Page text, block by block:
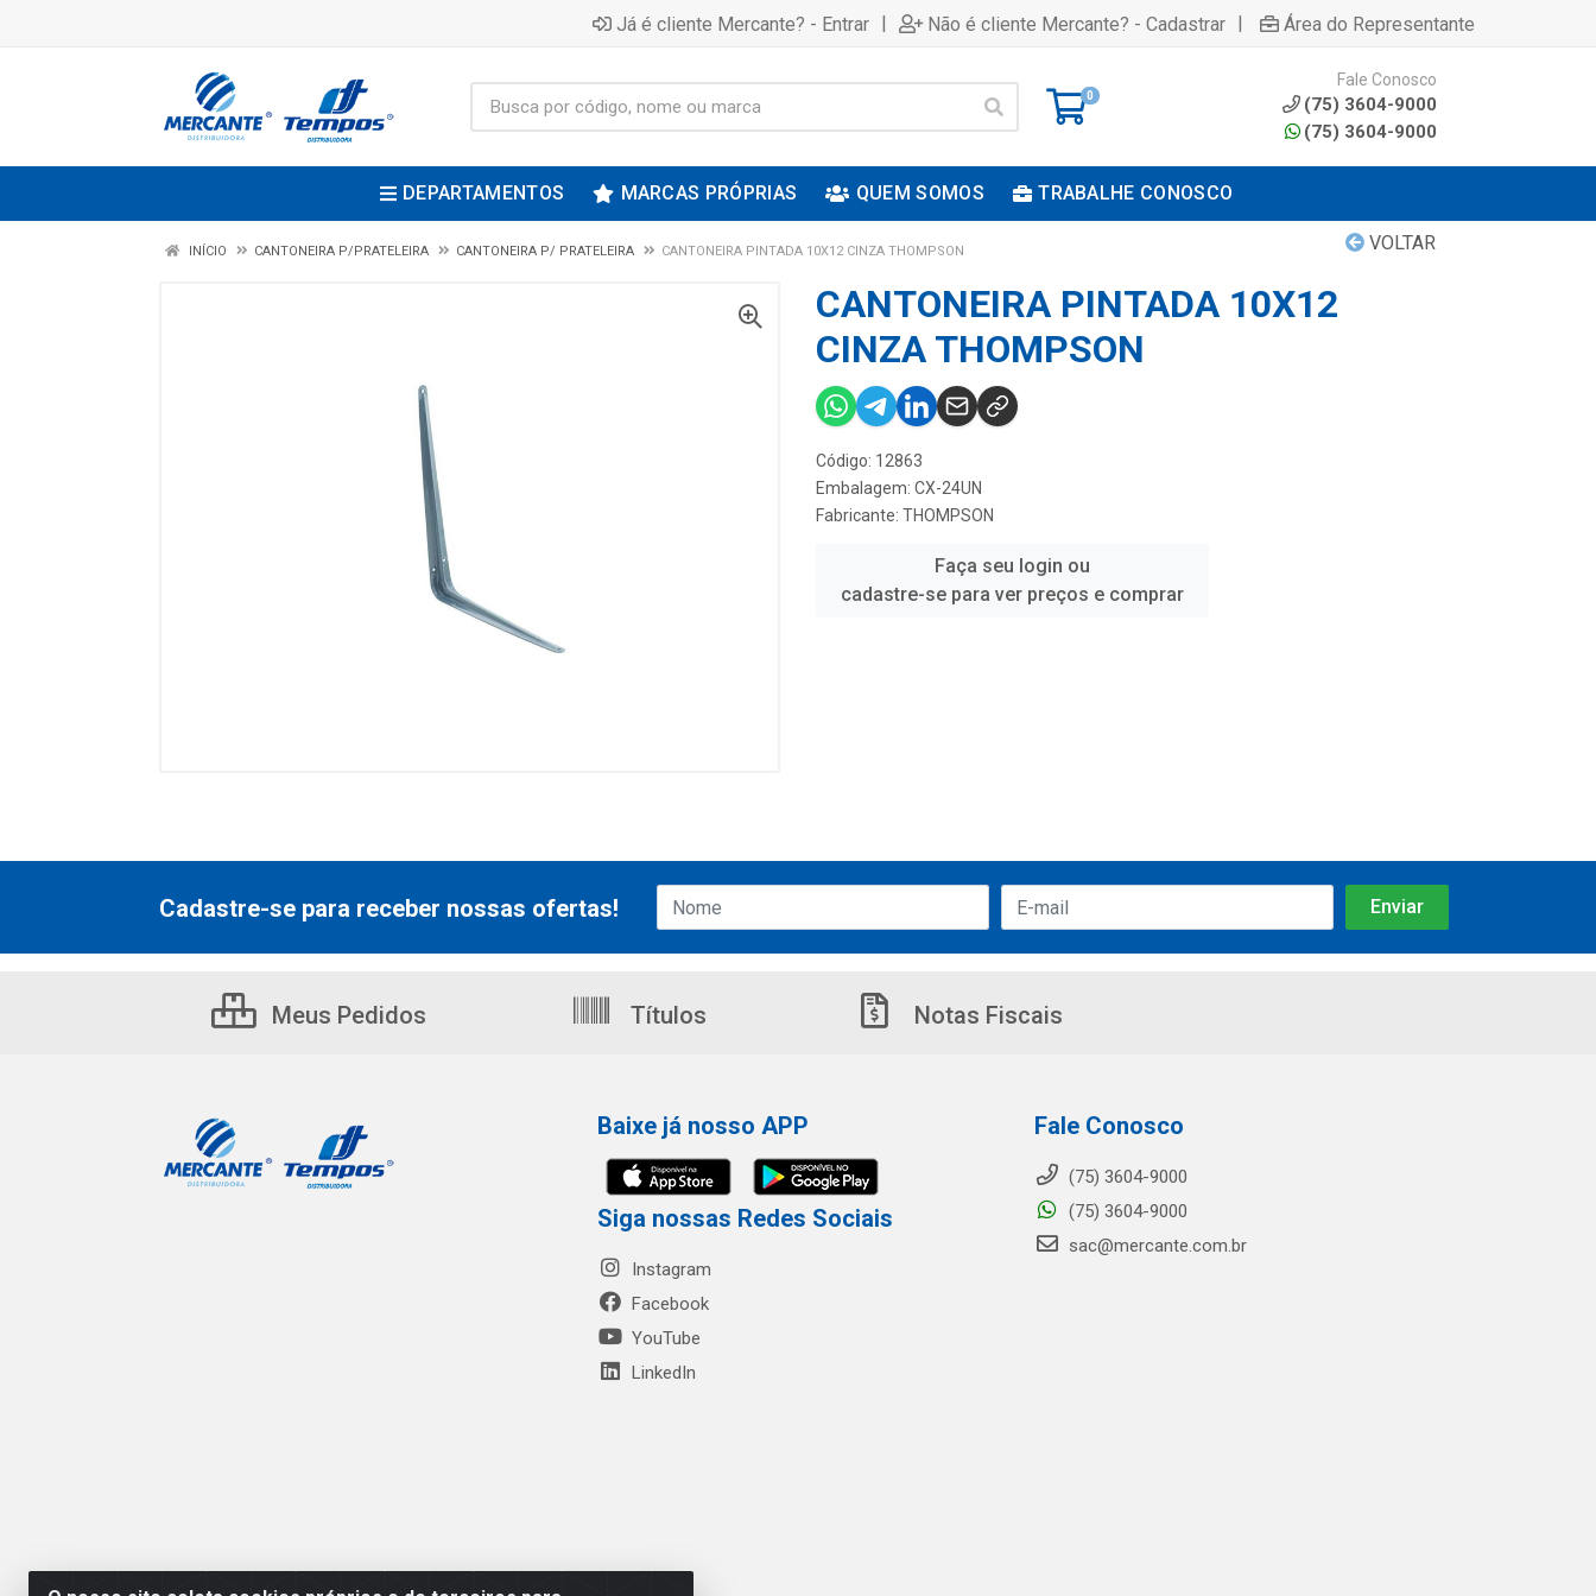
Já é cliente Mercante? - Entrar | Não é cliente Mercante? - Cadastrar | Área do Representante
0
Fale Conosco
(75) 3604-9000
(75) 3604-9000
DEPARTAMENTOS MARCAS PRÓPRIAS QUEM SOMOS TRABALHE CONOSCO
VOLTAR
INÍCIO CANTONEIRA P/PRATELEIRA CANTONEIRA P/ PRATELEIRA CANTONEIRA PINTADA 10X12 CINZA THOMPSON
CANTONEIRA PINTADA 10X12
CINZA THOMPSON
Código: 12863
Embalagem: CX-24UN
Fabricante: THOMPSON
Faça seu login ou
cadastre-se para ver preços e comprar
Cadastre-se para receber nossas ofertas!
Meus Pedidos Títulos Notas Fiscais
Baixe já nosso APP
Siga nossas Redes Sociais
Instagram
Facebook
YouTube
LinkedIn
Fale Conosco
(75) 3604-9000
(75) 3604-9000
sac@mercante.com.br